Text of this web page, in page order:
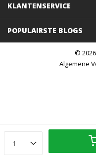
KLANTENSERVICE
POPULAIRSTE BLOGS
©
Algemene